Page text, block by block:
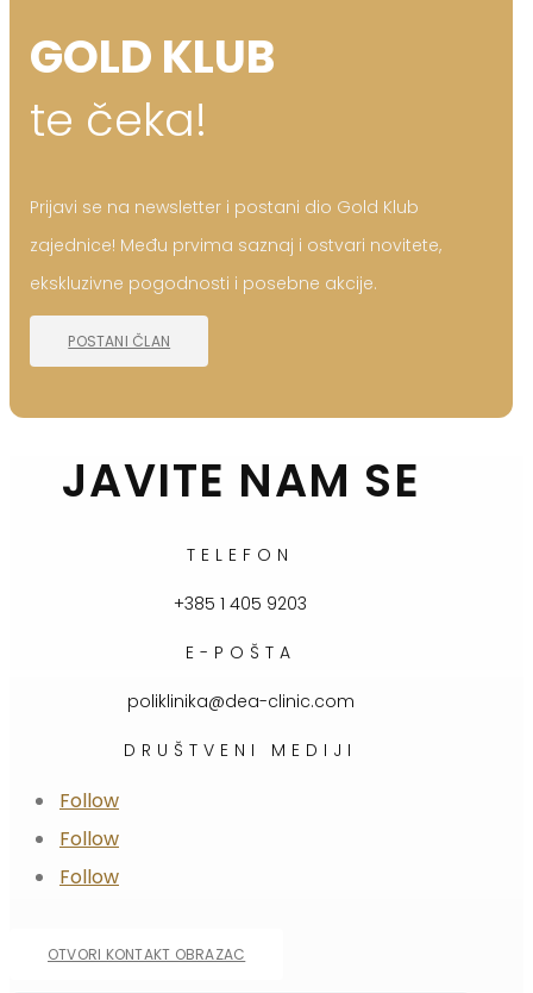
GOLD KLUB
te čeka!
Prijavi se na newsletter i postani dio Gold Klub
zajednice! Među prvima saznaj i ostvari novitete,
ekskluzivne pogodnosti i posebne akcije.
POSTANI ČLAN
JAVITE NAM SE
TELEFON
+385 1 405 9203
E-POŠTA
poliklinika@dea-clinic.com
DRUŠTVENI MEDIJI
Follow
Follow
Follow
OTVORI KONTAKT OBRAZAC